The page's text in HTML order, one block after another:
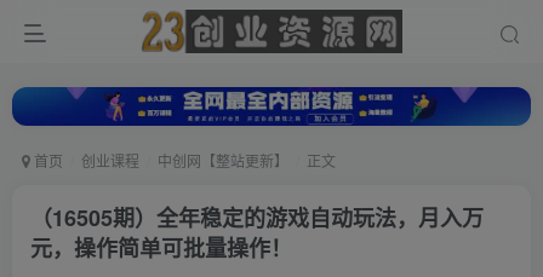
首页 创业课程 中创网【整站更新】 正文
（16505期）全年稳定的游戏自动玩法，月入万
元，操作简单可批量操作！